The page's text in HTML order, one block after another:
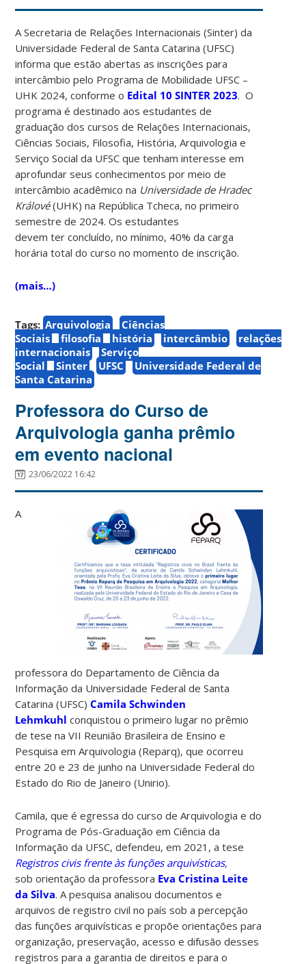
A Secretaria de Relações Internacionais (Sinter) da
Universidade Federal de Santa Catarina (UFSC)
informa que estão abertas as inscrições para
intercâmbio pelo Programa de Mobilidade UFSC –
UHK 2024, conforme o Edital 10 SINTER 2023. O
programa é destinado aos estudantes de
graduação dos cursos de Relações Internacionais,
Ciências Sociais, Filosofia, História, Arquivologia e
Serviço Social da UFSC que tenham interesse em
aprofundar seus conhecimentos por meio de
intercâmbio acadêmico na Universidade de Hradec
Králové(UHK) na República Tcheca, no primeiro
semestre de 2024. Os estudantes
devem ter concluído, no mínimo, 40% da carga
horária total do curso no momento de inscrição.
(mais…)
Tags: Arquivologia
Ciências
Sociais
filosofia história intercâmbio
relações
internacionais
Serviço
Social
Sinter UFSC
Universidade Federal de
Santa Catarina
Professora do Curso de
Arquivologia ganha prêmio
em evento nacional
23/06/2022 16:42
A
professora do Departamento de Ciência da
Informação da Universidade Federal de Santa
Catarina (UFSC)Camila Schwinden
Lehmkuhl conquistou o primeiro lugar no prêmio
de tese na VII Reunião Brasileira de Ensino e
Pesquisa em Arquivologia (Reparq), que ocorreu
entre 20 e 23 de junho na Universidade Federal do
Estado do Rio de Janeiro (Unirio).
Camila, que é egressa do curso de Arquivologiae do
Programa de Pós-Graduação em Ciência da
Informação da UFSC, defendeu, em 2021, a tese
Registros civis frente às funções arquivísticas,
soborientação da professora Eva Cristina Leite
da Silva. A pesquisa analisou documentos e
arquivos de registro civil no país sob a percepção
das funções arquivísticas e propõe orientações para
organização, preservação, acesso e difusão desses
registros para a garantia de direitos e para o